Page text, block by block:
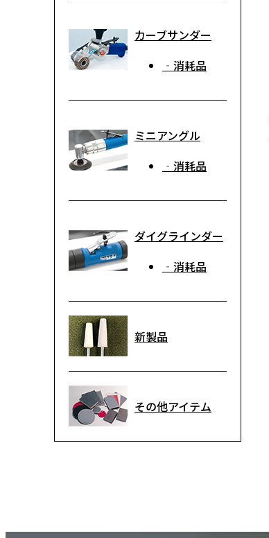
カーブサンダー
‐消耗品
ミニアングル
‐消耗品
ダイグラインダー
‐消耗品
新製品
その他アイテム